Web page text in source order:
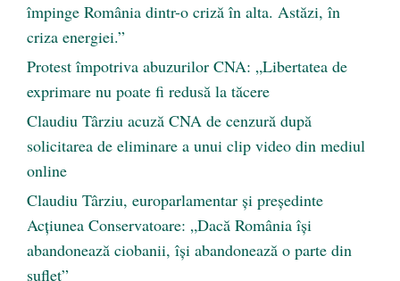
împinge România dintr-o criză în alta. Astăzi, în
criza energiei.”
Protest împotriva abuzurilor CNA: „Libertatea de
exprimare nu poate fi redusă la tăcere
Claudiu Târziu acuză CNA de cenzură după
solicitarea de eliminare a unui clip video din mediul
online
Claudiu Târziu, europarlamentar și președinte
Acțiunea Conservatoare: „Dacă România își
abandonează ciobanii, își abandonează o parte din
suflet”